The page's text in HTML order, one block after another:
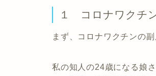
１ コロナワクチ
まず、コロナワクチンの
私の知人の24歳になる娘